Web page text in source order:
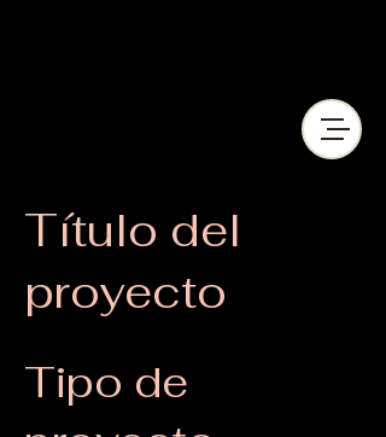
Título del
proyecto
Tipo de